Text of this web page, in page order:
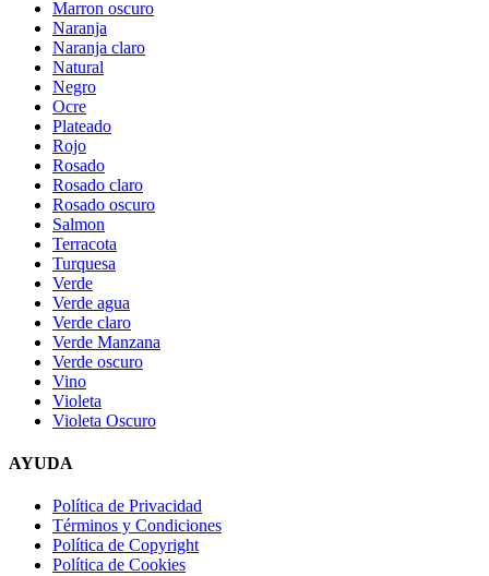
Marron oscuro
Naranja
Naranja claro
Natural
Negro
Ocre
Plateado
Rojo
Rosado
Rosado claro
Rosado oscuro
Salmon
Terracota
Turquesa
Verde
Verde agua
Verde claro
Verde Manzana
Verde oscuro
Vino
Violeta
Violeta Oscuro
AYUDA
Política de Privacidad
Términos y Condiciones
Política de Copyright
Política de Cookies